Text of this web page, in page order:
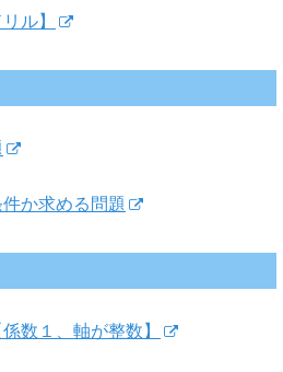
ル】
か求める問題
数１、軸が整数】